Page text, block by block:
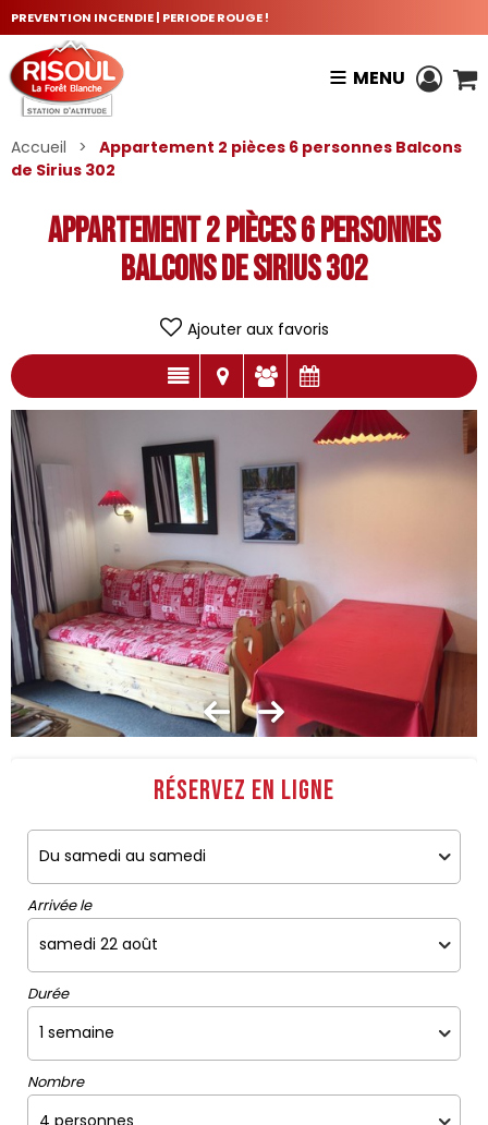
PREVENTION INCENDIE | PERIODE ROUGE !
MENU
Accueil >
Appartement 2 pièces 6 personnes Balcons
de Sirius 302
Appartement 2 pièces 6 personnes
Balcons de Sirius 302
Ajouter aux favoris
Réservez en ligne
Arrivée le
Durée
Nombre